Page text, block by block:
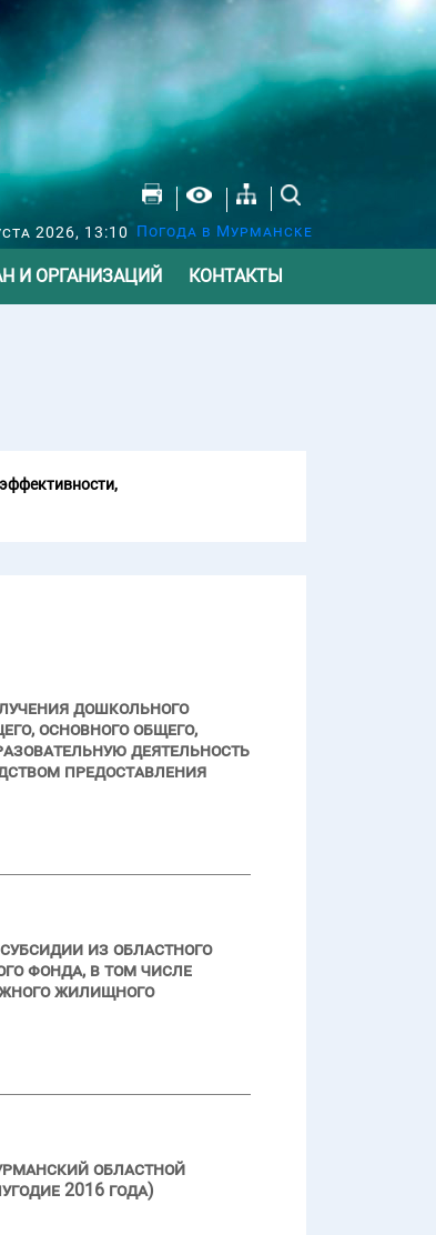
2026, 13:10 Погода в Мурманске
И ОРГАНИЗАЦИЙ КОНТАКТЫ
дошкольного
основного общего,
деятельность
предоставления
из областного
фонда, в том числе
жилищного
областной
2016 года)